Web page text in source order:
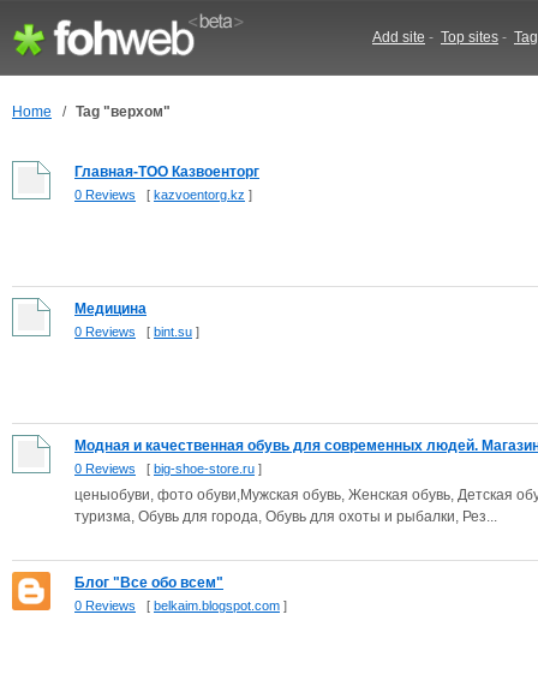
Add site - Top sites -
Home / Tag "верхом"
Главная-ТОО Казвоенторг
0 Reviews [ kazvoentorg.kz ]
Медицина
0 Reviews [ bint.su ]
Модная и качественная обувь для современных людей.
0 Reviews [ big-shoe-store.ru ]
ценыобуви, фото обуви,Мужская обувь, Женская обувь, Детская
туризма, Обувь для города, Обувь для охоты и рыбалки, Рез...
Блог "Все обо всем"
0 Reviews [ belkaim.blogspot.com ]